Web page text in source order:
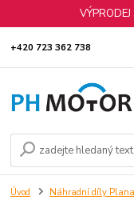
+420 723 362 738
Úvod Náhradní díly